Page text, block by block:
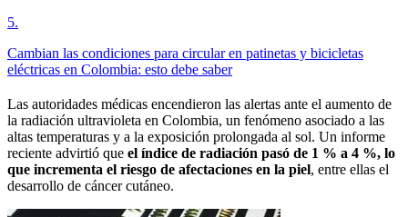
5.
Cambian las condiciones para circular en patinetas y bicicletas
eléctricas en Colombia: esto debe saber
Las autoridades médicas encendieron las alertas ante el aumento de
la radiación ultravioleta en Colombia, un fenómeno asociado a las
altas temperaturas y a la exposición prolongada al sol. Un informe
reciente advirtió que el índice de radiación pasó de 1 % a 4 %, lo
que incrementa el riesgo de afectaciones en la piel, entre ellas el
desarrollo de cáncer cutáneo.